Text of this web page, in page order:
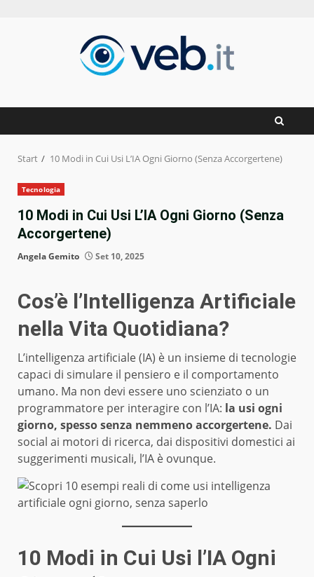
Start 10 Modi in Cui Usi L’IA Ogni Giorno (Senza Accorgertene)
Tecnologia
10 Modi in Cui Usi L’IA Ogni Giorno (Senza
Accorgertene)
Angela Gemito Set 10, 2025
Cos’è l’Intelligenza Artificiale
nella Vita Quotidiana?
L’intelligenza artificiale (IA) è un insieme di tecnologie
capaci di simulare il pensiero e il comportamento
umano. Ma non devi essere uno scienziato o un
programmatore per interagire con l’IA: la usi ogni
giorno, spesso senza nemmeno accorgertene. Dai
social ai motori di ricerca, dai dispositivi domestici ai
suggerimenti musicali, l’IA è ovunque.
10 Modi in Cui Usi l’IA Ogni